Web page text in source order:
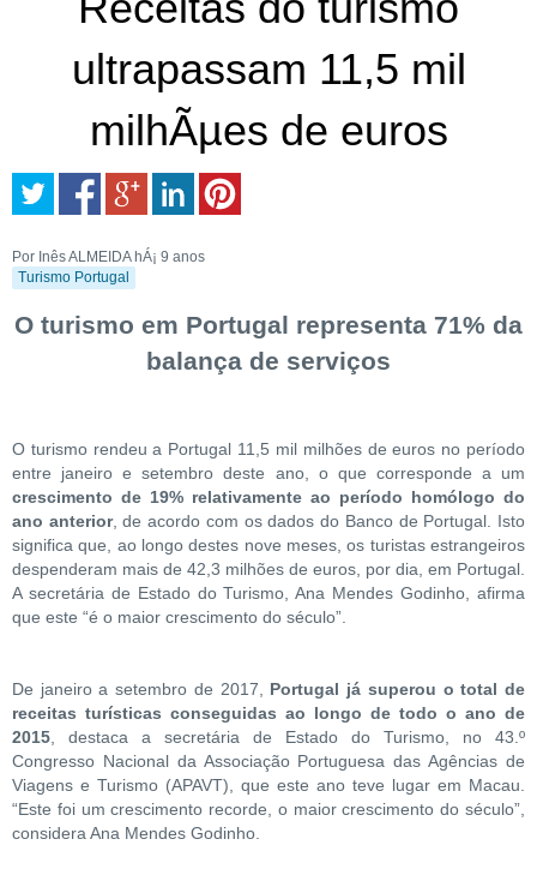
ultrapassam 11,5 mil
milhÃµes de euros
Por Inês ALMEIDA hÁ¡ 9 anos
Turismo Portugal
O turismo em Portugal representa 71% da
balança de serviços
O turismo rendeu a Portugal 11,5 mil milhões de euros no período
entre janeiro e setembro deste ano, o que corresponde a um
crescimento de 19% relativamente ao período homólogo do
ano anterior, de acordo com os dados do Banco de Portugal. Isto
significa que, ao longo destes nove meses, os turistas estrangeiros
despenderam mais de 42,3 milhões de euros, por dia, em Portugal.
A secretária de Estado do Turismo, Ana Mendes Godinho, afirma
que este “é o maior crescimento do século”.
De janeiro a setembro de 2017, Portugal já superou o total de
receitas turísticas conseguidas ao longo de todo o ano de
2015 , destaca a secretária de Estado do Turismo, no 43.º
Congresso Nacional da Associação Portuguesa das Agências de
Viagens e Turismo (APAVT), que este ano teve lugar em Macau.
“Este foi um crescimento recorde, o maior crescimento do século”,
considera Ana Mendes Godinho.